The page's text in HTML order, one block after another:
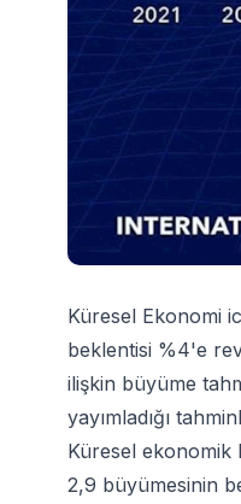
Küresel Ekonomi
beklentisi %4'e
ilişkin büyüme
yayımladığı
Küresel ekonomik
2,9 büyümesinin